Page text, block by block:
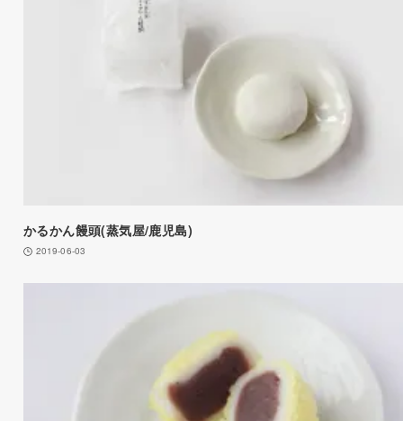
かるかん饅頭(蒸気屋/鹿児島)
2019-06-03